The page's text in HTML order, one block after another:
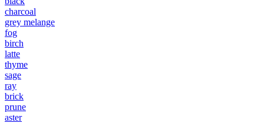
charcoal
grey melange
fog
birch
latte
thyme
sage
ray
brick
prune
aster